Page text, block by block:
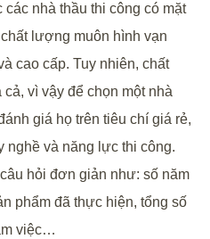
nhà thầu thi công có mặt
lượng muôn hình vạn
cao cấp. Tuy nhiên, chất
vì vậy để chọn một nhà
giá họ trên tiêu chí giá rẻ,
nghề và năng lực thi công.
hỏi đơn giản như: số năm
phẩm đã thực hiện, tổng số
việc…